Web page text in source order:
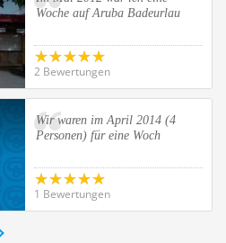
Woche auf Aruba Badeurlau
2 Bewertungen
Wir waren im April 2014 (4
Personen) für eine Woch
1 Bewertungen